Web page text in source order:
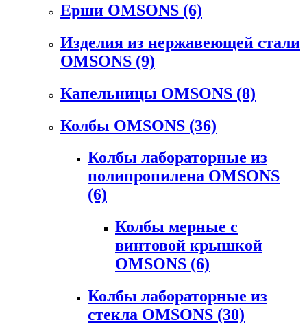
Ерши OMSONS (6)
Изделия из нержавеющей стали
OMSONS (9)
Капельницы OMSONS (8)
Колбы OMSONS (36)
Колбы лабораторные из
полипропилена OMSONS
(6)
Колбы мерные с
винтовой крышкой
OMSONS (6)
Колбы лабораторные из
стекла OMSONS (30)